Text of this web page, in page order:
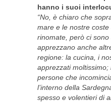
hanno i suoi
“No, è chiaro che
mare e le nostre
rinomate, però ci
apprezzano anche
regione: la cucina, i
apprezzati
persone che
l’interno della
spesso e volentieri di